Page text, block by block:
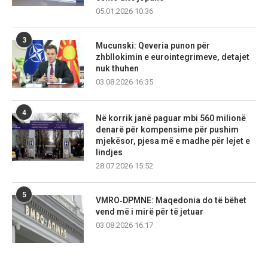
05.01.2026 10:36
3
Mucunski: Qeveria punon për
zhbllokimin e eurointegrimeve, detajet
nuk thuhen
03.08.2026 16:35
4
Në korrik janë paguar mbi 560 milionë
denarë për kompensime për pushim
mjekësor, pjesa më e madhe për lejet e
lindjes
28.07.2026 15:52
5
VMRO‑DPMNE: Maqedonia do të bëhet
vend më i mirë për të jetuar
03.08.2026 16:17